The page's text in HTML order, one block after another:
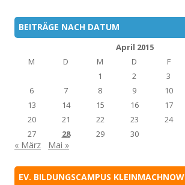
BEITRÄGE NACH DATUM
April 2015
M
D M D F
1
2 3
6
7 8 9 10
13
14 15 16 17
20
21 22 23 24
27
28 29 30
« März Mai »
EV. BILDUNGSCAMPUS KLEINMACHNOW